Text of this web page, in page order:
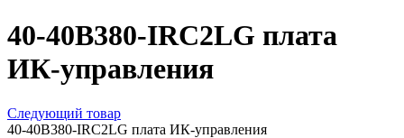
40-40B380-IRC2LG плата
ИК-управления
Следующий товар
40-40B380-IRC2LG плата ИК-управления